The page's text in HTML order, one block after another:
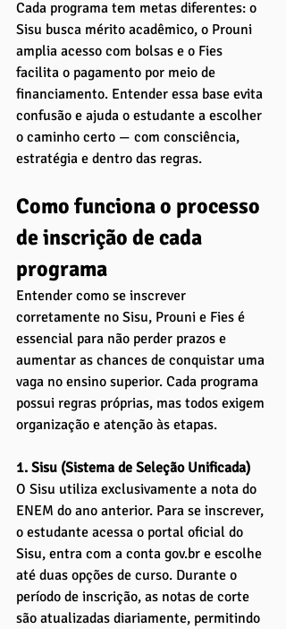
Cada programa tem metas diferentes: o
Sisu busca mérito acadêmico, o Prouni
amplia acesso com bolsas e o Fies
facilita o pagamento por meio de
financiamento. Entender essa base evita
confusão e ajuda o estudante a escolher
o caminho certo — com consciência,
estratégia e dentro das regras.
Como funciona o processo
de inscrição de cada
programa
Entender como se inscrever
corretamente no Sisu, Prouni e Fies é
essencial para não perder prazos e
aumentar as chances de conquistar uma
vaga no ensino superior. Cada programa
possui regras próprias, mas todos exigem
organização e atenção às etapas.
1. Sisu (Sistema de Seleção Unificada)
O Sisu utiliza exclusivamente a nota do
ENEM do ano anterior. Para se inscrever,
o estudante acessa o portal oficial do
Sisu, entra com a conta gov.br e escolhe
até duas opções de curso. Durante o
período de inscrição, as notas de corte
são atualizadas diariamente, permitindo